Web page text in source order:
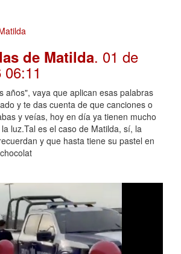
de Matilda. 01 de
años", vaya que aplican esas palabras
y te das cuenta de que canciones o
y veías, hoy en día ya tienen mucho
luz.Tal es el caso de Matilda, sí, la
y que hasta tiene su pastel en